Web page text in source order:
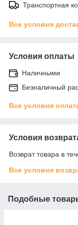
Транспортная
Все условия
Условия оплаты
Наличными
Безналичный
Все условия
Условия
Возврат товара в
Все условия
Подобные